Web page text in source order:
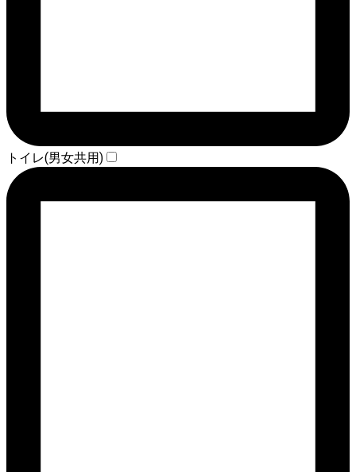
トイレ(男女共用)